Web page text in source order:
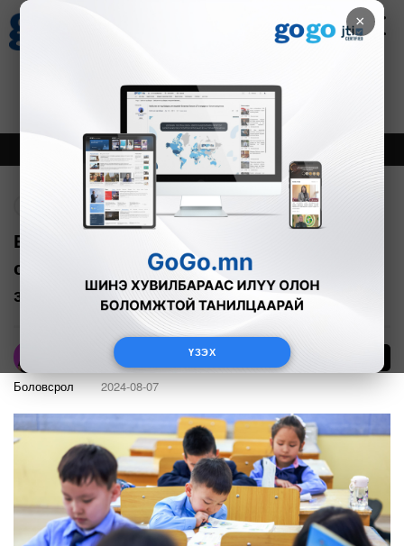
×
ҮЗЭХ
Зурхай
8.10
Онцлох Шинэ
Боловсролын яамнаас бага ангийн
сурагчдыг харандаагаар бичүүлэх
зөвлөмж гаргажээ
Боловсрол 2024-08-07